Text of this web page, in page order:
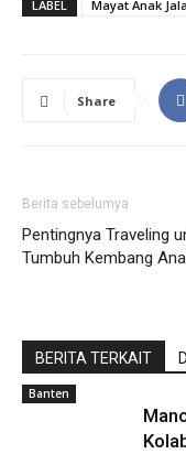
LABEL Mayat Anak
Share
Berita sebelumya
Pentingnya Traveling
Tumbuh Kembang
BERITA TERKAIT
Banten